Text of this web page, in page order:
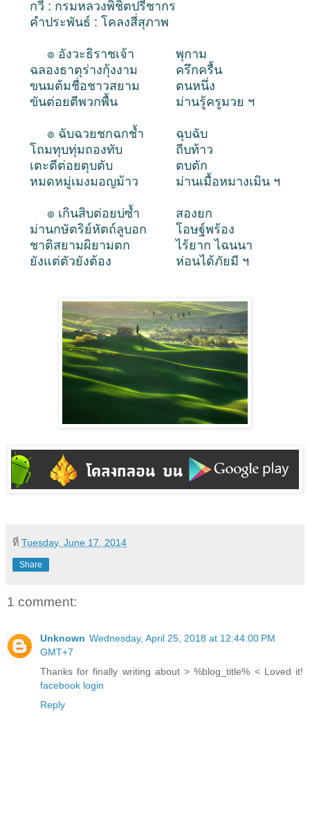
กวี : กรมหลวงพิชิตปรีชากร
คำประพันธ์ : โคลงสี่สุภาพ
๏ อังวะธิราชเจ้า
พุกาม
ฉลองธาตุร่างกุ้งงาม
ครึกครื้น
ขนมต้มชื่อชาวสยาม
ตนหนึ่ง
ขันต่อยตีพวกพื้น
ม่านรู้ครูมวย ฯ
๏ ฉับฉวยชกฉกช้ำ
ฉุบฉับ
โถมทุบทุ่มถองทับ
ถีบท้าว
เตะตีต่อยตุบตับ
ตบตัก
หมดหมู่เมงมอญม้าว
ม่านเมื้อหมางเมิน ฯ
๏ เกินสิบต่อยบ่ซ้ำ
สองยก
ม่านกษัตริย์หัตถ์ลูบอก
โอษฐ์พร้อง
ชาติสยามผิยามตก
ไร้ยาก ไฉนนา
ยังแต่ตัวยังต้อง
ห่อนได้ภัยมี ฯ
ที่ Tuesday, June 17, 2014
Share
1 comment:
Unknown Wednesday, April 25, 2018 at 12:44:00 PM
GMT+7
Thanks for finally writing about > %blog_title% < Loved it!
facebook login
Reply